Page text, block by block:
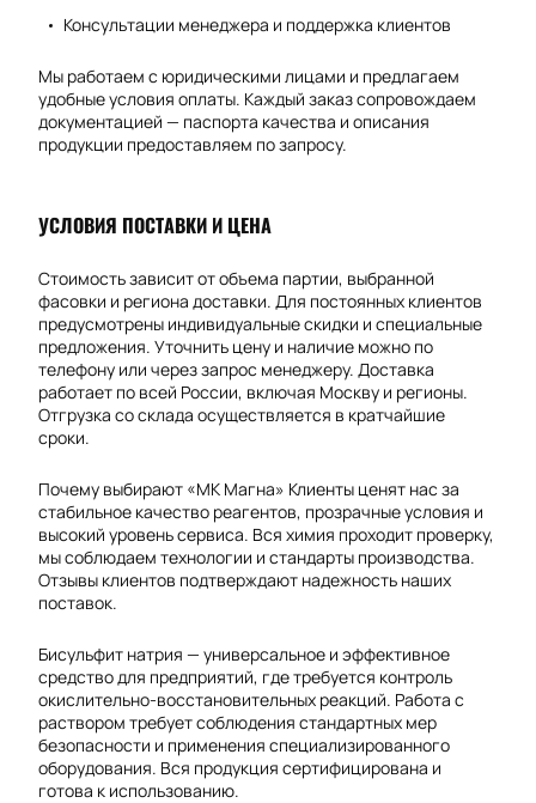
Консультации менеджера и поддержка клиентов
Мы работаем с юридическими лицами и предлагаем
удобные условия оплаты. Каждый заказ сопровождаем
документацией — паспорта качества и описания
продукции предоставляем по запросу.
УСЛОВИЯ ПОСТАВКИ И ЦЕНА
Стоимость зависит от объема партии, выбранной
фасовки и региона доставки. Для постоянных клиентов
предусмотрены индивидуальные скидки и специальные
предложения. Уточнить цену и наличие можно по
телефону или через запрос менеджеру. Доставка
работает по всей России, включая Москву и регионы.
Отгрузка со склада осуществляется в кратчайшие
сроки.
Почему выбирают «МК Магна» Клиенты ценят нас за
стабильное качество реагентов, прозрачные условия и
высокий уровень сервиса. Вся химия проходит проверку,
мы соблюдаем технологии и стандарты производства.
Отзывы клиентов подтверждают надежность наших
поставок.
Бисульфит натрия — универсальное и эффективное
средство для предприятий, где требуется контроль
окислительно-восстановительных реакций. Работа с
раствором требует соблюдения стандартных мер
безопасности и применения специализированного
оборудования. Вся продукция сертифицирована и
готова к использованию.